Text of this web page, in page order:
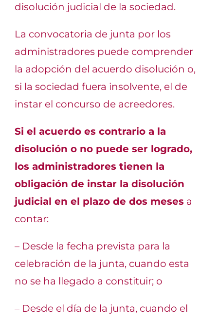
disolución judicial de la sociedad.
La convocatoria de junta por los
administradores puede comprender
la adopción del acuerdo disolución o,
si la sociedad fuera insolvente, el de
instar el concurso de acreedores.
Si el acuerdo es contrario a la
disolución o no puede ser logrado,
los administradores tienen la
obligación de instar la disolución
judicial en el plazo de dos meses a
contar:
– Desde la fecha prevista para la
celebración de la junta, cuando esta
no se ha llegado a constituir; o
– Desde el día de la junta, cuando el